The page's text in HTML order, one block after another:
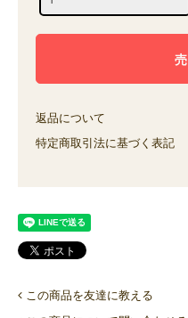
返品について
特定商取引法に基づく表記
この商品を友達に教える